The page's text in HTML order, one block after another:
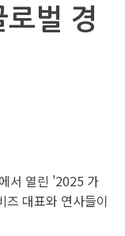
로벌 경